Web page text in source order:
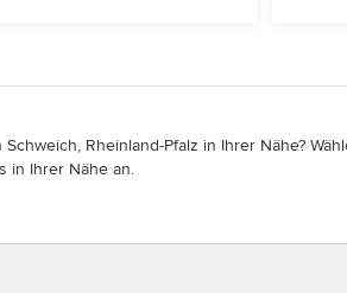
Rheinland-Pfalz in Ihrer Nähe?
in Ihrer Nähe an.